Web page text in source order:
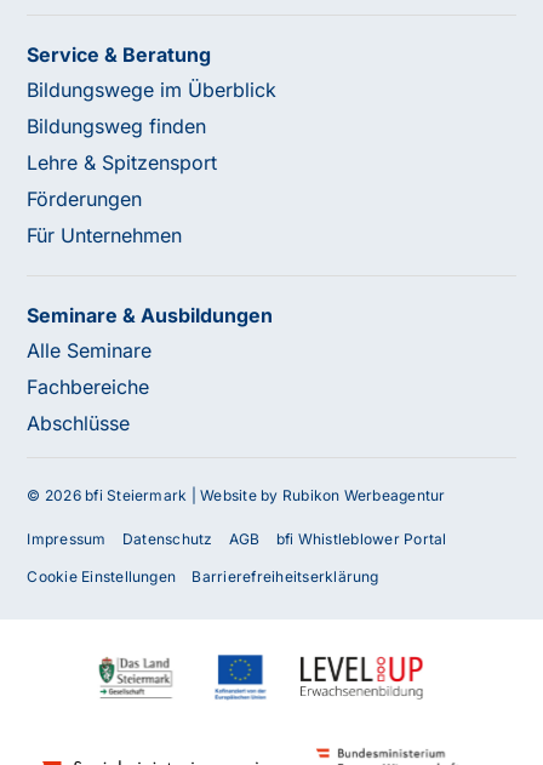
Service & Beratung
Bildungswege im Überblick
Bildungsweg finden
Lehre & Spitzensport
Förderungen
Für Unternehmen
Seminare & Ausbildungen
Alle Seminare
Fachbereiche
Abschlüsse
© 2026 bfi Steiermark |Website by Rubikon Werbeagentur
Impressum Datenschutz AGB bfi Whistleblower Portal
Cookie Einstellungen Barrierefreiheitserklärung